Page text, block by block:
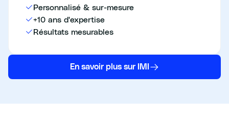
Personnalisé & sur-mesure
+10 ans d'expertise
Résultats mesurables
En savoir plus sur IMI